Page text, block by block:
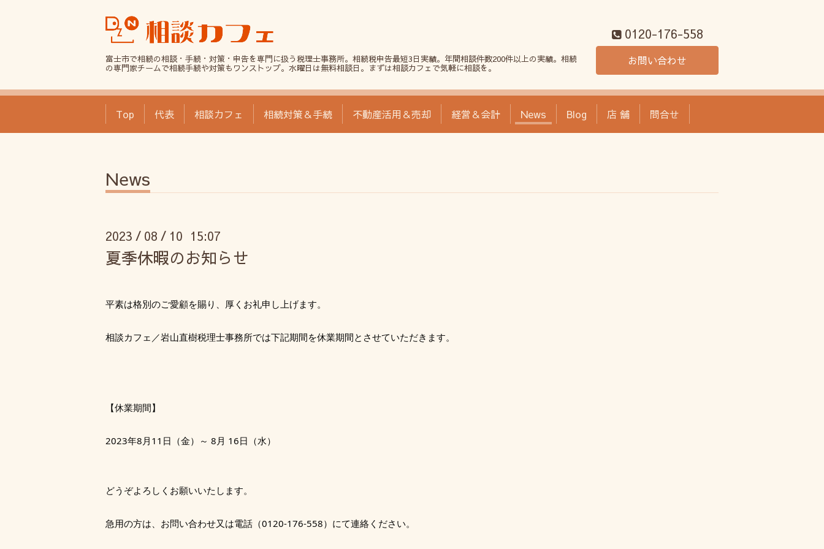
富士市で相続の相談・手続・対策・申告を専門に扱う税理士事務所。相続税申告最短3日実績。年間相談件数200件以上の実績。相続
の専門家チームで相続手続や対策もワンストップ。水曜日は無料相談日。まずは相談カフェで気軽に相談を。
0120-176-558
お問い合わせ
Top 代表 相談カフェ 相続対策＆手続 不動産活用＆売却 経営＆会計 News Blog 店 舗 問合せ
News
2023 / 08 / 10 15:07
夏季休暇のお知らせ
平素は格別のご愛顧を賜り、厚くお礼申し上げます。
相談カフェ／岩山直樹税理士事務所では下記期間を休業期間とさせていただきます。
【休業期間】
2023年8月11日（金）～ 8月 16日（水）
どうぞよろしくお願いいたします。
急用の方は、お問い合わせ又は電話（0120-176-558）にて連絡ください。